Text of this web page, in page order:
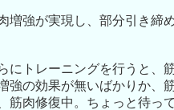
増強が実現し、部分引き締
にトレーニングを行うと、
強の効果が無いばかりか、
筋肉修復中。ちょっと待っ